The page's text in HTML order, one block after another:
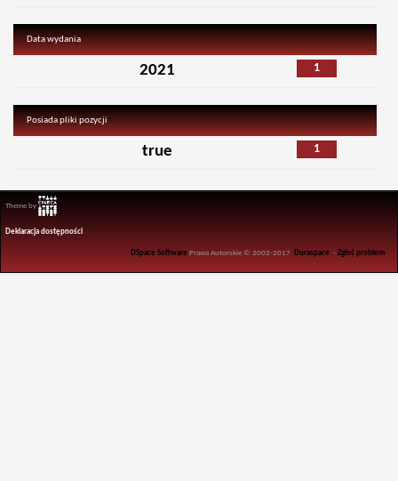
Data wydania
1
2021
Posiada pliki pozycji
1
true
Theme by
Deklaracja dostępności
DSpace Software Prawa Autorskie © 2002-2017 Duraspace -Zgłoś problem